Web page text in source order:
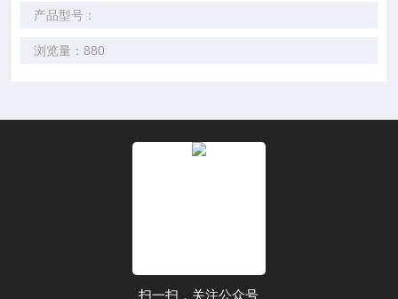
产品型号：
浏览量：880
扫一扫，关注公众号